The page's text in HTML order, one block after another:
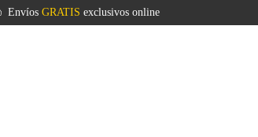
Envíos GRATIS exclusivos online